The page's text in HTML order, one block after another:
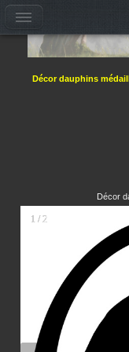
Décor dauphins
Décor
1 / 2